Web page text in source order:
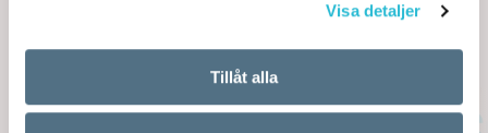
Visa detaljer
Tillåt alla
Artiklar per nummer